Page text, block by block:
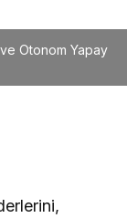
ve Otonom Yapay